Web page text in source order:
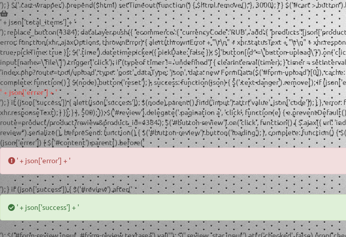
'); } $('.cart-wrapper').prepend($html) setTimeout(function() { $html.remove(); }, 3000); } } $('#cart >
' + json['total_items'] + '
'); replace_button(4384); dataLayer.push({ 'ecommerce':{ 'currencyCode':'RUB', 'add':{
error: function(xhr, ajaxOptions, thrownError) { alert(thrownError + "\r\n" + xhr.statusText + "\r\n" +
true, pickTime: true }); $('.time').datetimepicker({ pickDate: false }); $('button[id^=\'button-
input[name=\'file\']').trigger('click'); if (typeof timer != 'undefined') { clearInterval(timer); } timer =
'index.php?route=tool/upload', type: 'post', dataType: 'json', data: new FormData($('#form-upload')[0]),
complete: function() { $(node).button('reset'); }, success: function(json) { $('.text-danger').remove(); if
' + json['error'] + '
'); } if (json['success']) { alert(json['success']); $(node).parent().find('input').attr('value', json['code']); } },
xhr.responseText); } }); } }, 500); }); $('#review').delegate('.pagination a', 'click', function(e) {
route=product/product/review&product_id=4384'); $('#button-review').on('click', function() { $.ajax({ url:
review").serialize(), beforeSend: function() { $('#button-review').button('loading'); }, complete: function() {
(json['error']) { $('#content').parent().before('
' + json['error'] + '
'); } if (json['success']) { $('#review').after('
' + json['success'] + '